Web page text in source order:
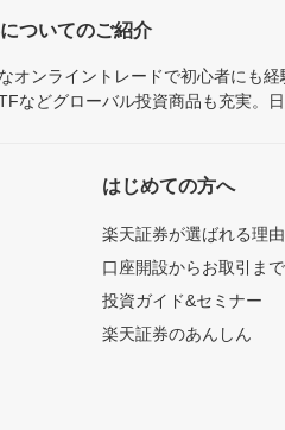
ついてのご紹介
オンライントレードで初心者にも
などグローバル投資商品も充実。
はじめての方へ
楽天証券が選ばれる理由
口座開設からお取引ま
投資ガイド&セミナー
楽天証券のあんしん